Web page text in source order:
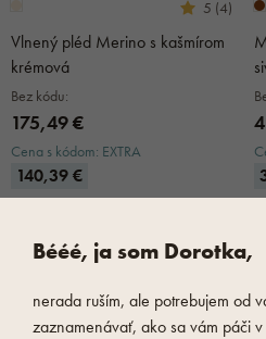
5 (4)
Vlnený pléd Merino s kašmírom
krémová
Bez kódu:
175,49 €
Cena s kódom: EXTRA
140,39 €
DO KOŠÍKA
Bééé, ja som Dorotka,
nerada ruším, ale potrebujem od
zaznamenávať, ako sa vám páči